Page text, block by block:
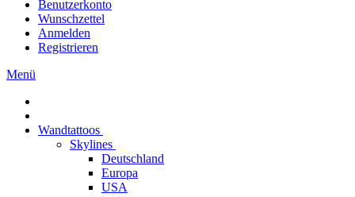
Benutzerkonto
Wunschzettel
Anmelden
Registrieren
Menü
Wandtattoos
Skylines
Deutschland
Europa
USA